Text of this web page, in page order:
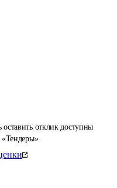
отклик доступны
«Тендеры»